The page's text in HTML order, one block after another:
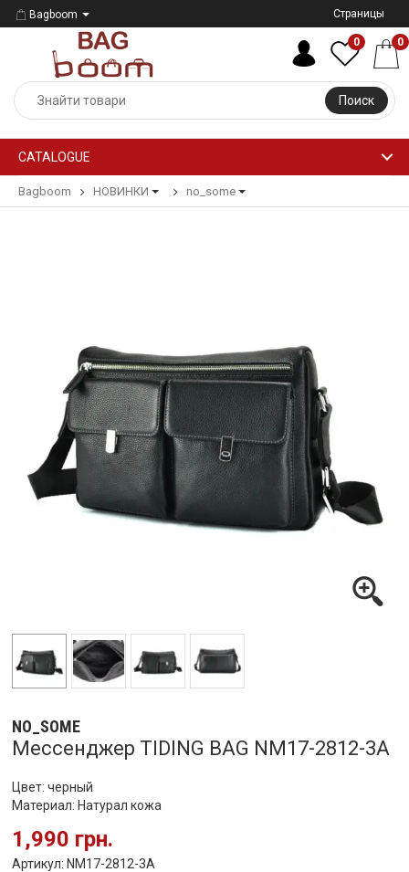
Bagboom Страницы
Поиск
0 0
CATALOGUE
Bagboom НОВИНКИ no_some
NO_SOME
Мессенджер TIDING BAG NM17-2812-3A
Цвет: черный
Материал: Натурал кожа
1,990 грн.
Артикул: NM17-2812-3A